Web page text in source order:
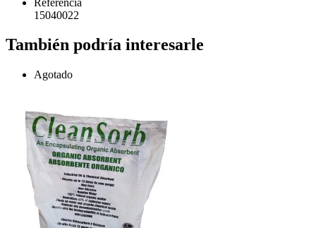
15040022
También podría interesarle
Agotado